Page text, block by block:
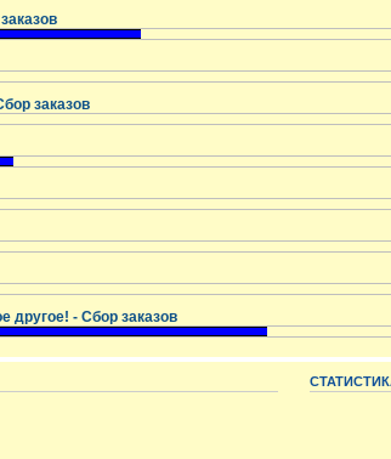
заказов
другое! - Сбор заказов